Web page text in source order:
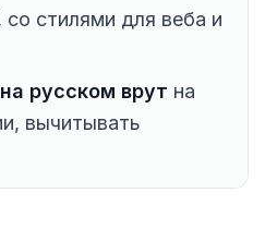
стилями для веба и
русском врут на
вычитывать